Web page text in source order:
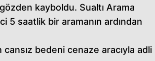
kayboldu. Sualtı Arama
5 saatlik bir aramanın ardından
bedeni cenaze aracıyla adli